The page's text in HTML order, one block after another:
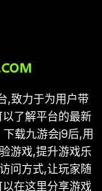
,致力于为用户带
了解平台的最新
载九游会j9后,用
游戏,提升游戏乐
问方式,让玩家随
在这里分享游戏